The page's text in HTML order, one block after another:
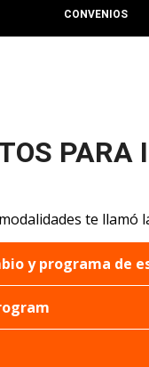
CONVENIOS
PARA
te llamó
y programa de